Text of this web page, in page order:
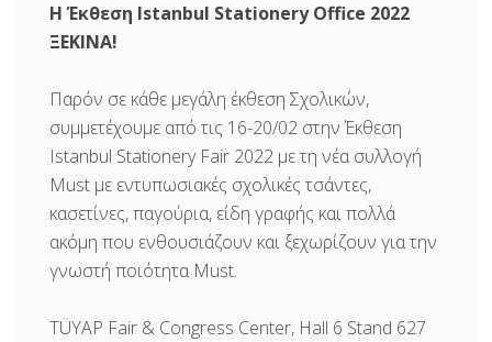
Η Έκθεση Istanbul Stationery Office 2022
ΞΕΚΙΝΑ!
Παρόν σε κάθε μεγάλη έκθεση Σχολικών,
συμμετέχουμε από τις 16-20/02 στην Έκθεση
Istanbul Stationery Fair 2022 με τη νέα συλλογή
Must με εντυπωσιακές σχολικές τσάντες,
κασετίνες, παγούρια, είδη γραφής και πολλά
ακόμη που ενθουσιάζουν και ξεχωρίζουν για την
γνωστή ποιότητα Must.
TÜYAP Fair & Congress Center, Hall 6 Stand 627